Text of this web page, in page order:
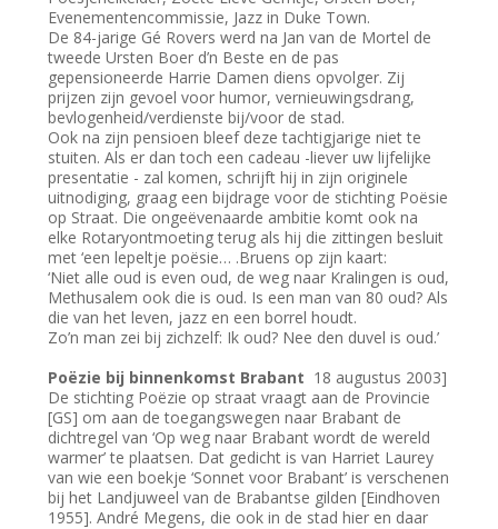
Evenementencommissie, Jazz in Duke Town.
De 84-jarige Gé Rovers werd na Jan van de Mortel de
tweede Ursten Boer d’n Beste en de pas
gepensioneerde Harrie Damen diens opvolger. Zij
prijzen zijn gevoel voor humor, vernieuwingsdrang,
bevlogenheid/verdienste bij/voor de stad.
Ook na zijn pensioen bleef deze tachtigjarige niet te
stuiten. Als er dan toch een cadeau -liever uw lijfelijke
presentatie - zal komen, schrijft hij in zijn originele
uitnodiging, graag een bijdrage voor de stichting Poësie
op Straat. Die ongeëvenaarde ambitie komt ook na
elke Rotaryontmoeting terug als hij die zittingen besluit
met ‘een lepeltje poësie… .Bruens op zijn kaart:
‘Niet alle oud is even oud, de weg naar Kralingen is oud,
Methusalem ook die is oud. Is een man van 80 oud? Als
die van het leven, jazz en een borrel houdt.
Zo’n man zei bij zichzelf: Ik oud? Nee den duvel is oud.’
Poëzie bij binnenkomst Brabant 18 augustus 2003]
De stichting Poëzie op straat vraagt aan de Provincie
[GS] om aan de toegangswegen naar Brabant de
dichtregel van ‘Op weg naar Brabant wordt de wereld
warmer’ te plaatsen. Dat gedicht is van Harriet Laurey
van wie een boekje ‘Sonnet voor Brabant’ is verschenen
bij het Landjuweel van de Brabantse gilden [Eindhoven
1955]. André Megens, die ook in de stad hier en daar